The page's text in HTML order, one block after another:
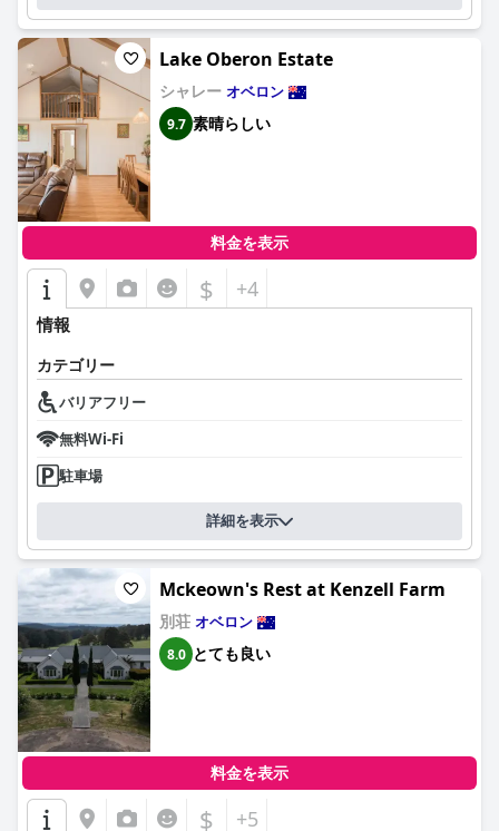
公園のスタッフは、フレンドリーで親切、効率的なサービスで賞
賛を受けています。訪問者は、スタッフによって作られた温かく
歓迎的な雰囲気を強調し、アーリーチェックインやキャビンの事
前暖房など、特別なリクエストに迅速かつ快く対応してくれると
賞賛しています。スタッフからの地元の地域情報の不足を指摘す
るゲストもいましたが、全体的な顧客サービスは滞在を大幅に向
上させています。
ジェノラン・ホリデー・パーク・オベロンのWi-Fi接続は、アクセ
スと信頼性に関する問題があり、改善が必要だと報告されていま
すが、非常に快適なベッドなどの他の側面は高い評価を得ていま
す。清潔で広々としたベッド、電気毛布、厚手のドゥーナが提供
する快適さをゲストは楽しんでいました。
要するに、ジェノラン・ホリデー・パーク・オベロンは、便利
さ、静けさ、そして優れたアメニティの組み合わせにより、強く
推奨される滞在を提供し、オベロンで快適で楽しい体験を求める
旅行者にとって信頼できる選択肢となっています。
Lake Oberon Estate
シャレー オベロン
9.7 素晴らしい
料金を表示
$ +4
情報
カテゴリー
バリアフリー
無料Wi-Fi
駐車場
詳細を表示
Mckeown's Rest at Kenzell Farm
別荘 オベロン
8.0 とても良い
料金を表示
$ +5